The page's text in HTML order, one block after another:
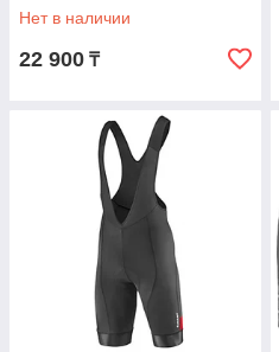
Нет в наличии
22 900 ₸